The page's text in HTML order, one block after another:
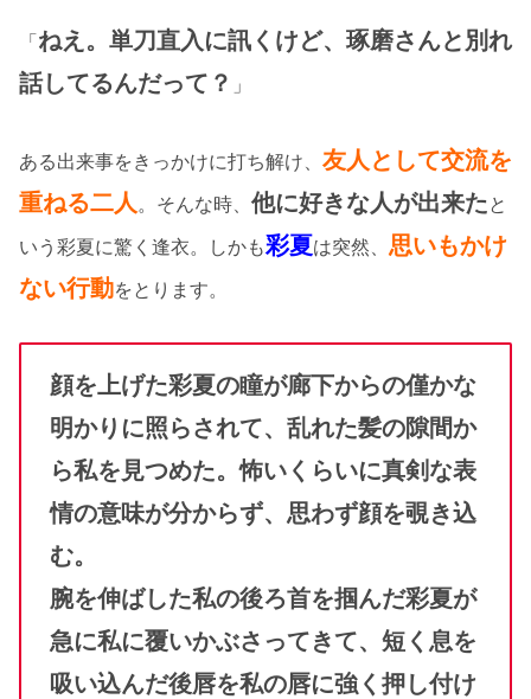
「 ねえ。単刀直入に訊くけど、琢磨さんと別れ
話してるんだって？ 」
ある出来事をきっかけに打ち解け、 友人として交流を
重ねる二人 。そんな時、 他に好きな人が出来たと
いう彩夏に驚く逢衣。しかも彩夏は突然、 思いもかけ
ない行動をとります。
顔を上げた彩夏の瞳が廊下からの僅かな
明かりに照らされて、乱れた髪の隙間か
ら私を見つめた。怖いくらいに真剣な表
情の意味が分からず、思わず顔を覗き込
む。
腕を伸ばした私の後ろ首を掴んだ彩夏が
急に私に覆いかぶさってきて、短く息を
吸い込んだ後唇を私の唇に強く押し付け